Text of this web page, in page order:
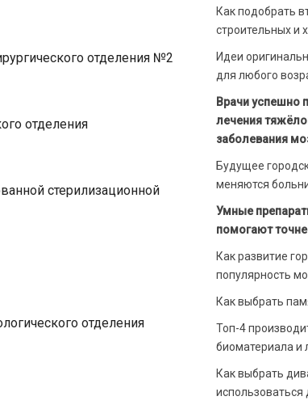
отделения №2
отделения
стерилизационной
отделения
Как подобрать
строительных и
Идеи
для любого
Врачи успешно
лечения
заболевания
Будущее
меняются
Умные
помогают
Как развитие
популярность
Как выбрать
Топ-4
биоматериала и
Как выбрать
использоваться